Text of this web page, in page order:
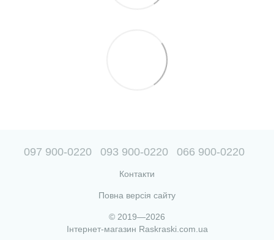
097 900-0220 093 900-0220 066 900-0220
Контакти
Повна версія сайту
© 2019—2026
Інтернет-магазин Raskraski.com.ua